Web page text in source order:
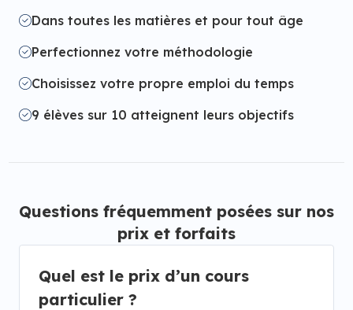
Dans toutes les matières et pour tout âge
Perfectionnez votre méthodologie
Choisissez votre propre emploi du temps
9 élèves sur 10 atteignent leurs objectifs
Questions fréquemment posées sur nos
prix et forfaits
Quel est le prix d’un cours
particulier ?